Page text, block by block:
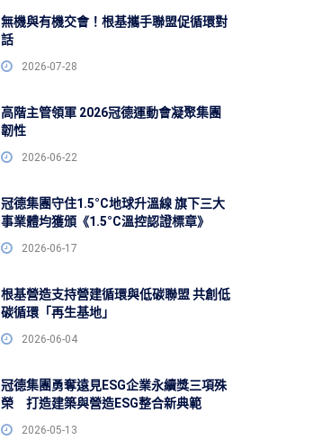
無機與有機交會！根基攜手聯盟促循環對
話
2026-07-28
高階主管領軍 2026冠德運動會凝聚集團
韌性
2026-06-22
冠德集團守住1.5°C地球升溫線 旗下三大
事業體均獲頒《1.5°C溫控認證標章》
2026-06-17
根基營造支持營建循環與低碳聯盟 共創低
碳循環「再生基地」
2026-06-04
冠德集團勇奪遠見ESG企業永續獎三項殊
榮 打造建築與營造ESG整合新典範
2026-05-13